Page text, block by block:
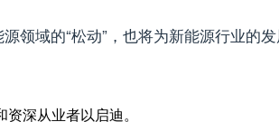
域的“松动”，也将为新能源行业的发
深从业者以启迪。